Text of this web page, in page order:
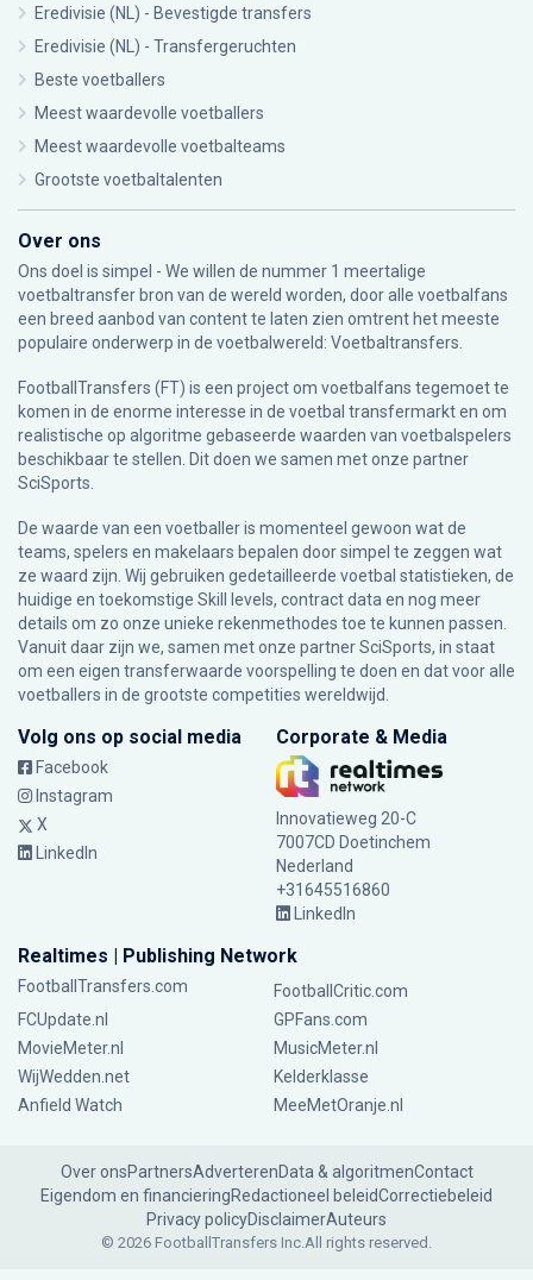
Eredivisie (NL) - Bevestigde transfers
Eredivisie (NL) - Transfergeruchten
Beste voetballers
Meest waardevolle voetballers
Meest waardevolle voetbalteams
Grootste voetbaltalenten
Over ons
Ons doel is simpel - We willen de nummer 1 meertalige
voetbaltransfer bron van de wereld worden, door alle voetbalfans
een breed aanbod van content te laten zien omtrent het meeste
populaire onderwerp in de voetbalwereld: Voetbaltransfers.
FootballTransfers (FT) is een project om voetbalfans tegemoet te
komen in de enorme interesse in de voetbal transfermarkt en om
realistische op algoritme gebaseerde waarden van voetbalspelers
beschikbaar te stellen. Dit doen we samen met onze partner
SciSports
De waarde van een voetballer is momenteel gewoon wat de
teams, spelers en makelaars bepalen door simpel te zeggen wat
ze waard zijn. Wij gebruiken gedetailleerde voetbal statistieken, de
huidige en toekomstige Skill levels, contract data en nog meer
details om zo onze unieke rekenmethodes toe te kunnen passen.
Vanuit daar zijn we, samen met onze partner SciSports, in staat
om een eigen transferwaarde voorspelling te doen en dat voor alle
voetballers in de grootste competities wereldwijd.
Volg ons op social media
Facebook
Instagram
X
LinkedIn
Corporate & Media
Innovatieweg 20-C
7007CD Doetinchem
Nederland
+31645516860
LinkedIn
Realtimes | Publishing Network
FootballTransfers.com
FootballCritic.com
FCUpdate.nl
GPFans.com
MovieMeter.nl
MusicMeter.nl
WijWedden.net
Kelderklasse
Anfield Watch
MeeMetOranje.nl
Over onsPartnersAdverterenData & algoritmenContact
Eigendom en financieringRedactioneel beleidCorrectiebeleid
Privacy policyDisclaimerAuteurs
© 2026 FootballTransfers Inc.All rights reserved.